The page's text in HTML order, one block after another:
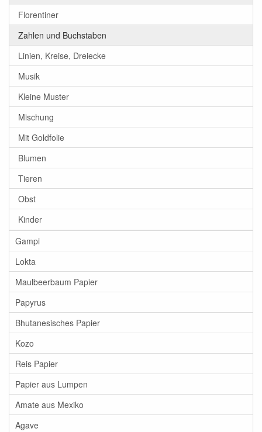
Florentiner
Zahlen und Buchstaben
Linien, Kreise, Dreiecke
Musik
Kleine Muster
Mischung
Mit Goldfolie
Blumen
Tieren
Obst
Kinder
Gampi
Lokta
Maulbeerbaum Papier
Papyrus
Bhutanesisches Papier
Kozo
Reis Papier
Papier aus Lumpen
Amate aus Mexiko
Agave